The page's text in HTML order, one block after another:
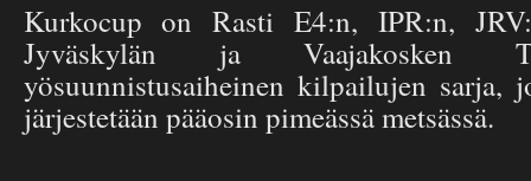
Kurkocup on Rasti E4:n, IPR:n,
Jyväskylän ja Vaajakosken
yösuunnistusaiheinen kilpailujen sarja,
järjestetään pääosin pimeässä metsässä.